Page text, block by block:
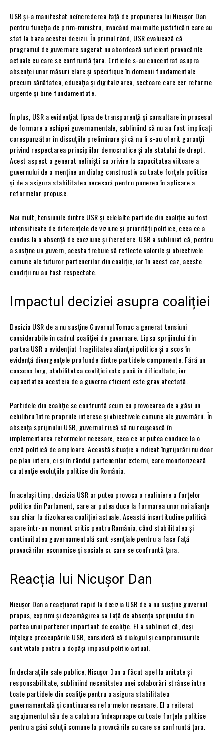
USR și-a manifestat neîncrederea față de propunerea lui Nicușor Dan
pentru funcția de prim-ministru, invocând mai multe justificări care au
stat la baza acestei decizii. În primul rând, USR evaluează că
programul de guvernare sugerat nu abordează suficient provocările
actuale cu care se confruntă țara. Criticile s-au concentrat asupra
absenței unor măsuri clare și spécifique în domenii fundamentale
precum sănătatea, educația și digitalizarea, sectoare care cer reforme
urgente și bine fundamentate.
În plus, USR a evidențiat lipsa de transparență și consultare în procesul
de formare a echipei guvernamentale, subliniind că nu au fost implicați
corespunzător în discuțiile preliminare și că nu li s-au oferit garanții
privind respectarea principiilor democratice și ale statului de drept.
Acest aspect a generat neliniști cu privire la capacitatea viitoare a
guvernului de a menține un dialog constructiv cu toate forțele politice
și de a asigura stabilitatea necesară pentru punerea în aplicare a
reformelor propuse.
Mai mult, tensiunile dintre USR și celelalte partide din coaliție au fost
intensificate de diferențele de viziune și priorități politice, ceea ce a
condus la o absență de coeziune și încredere. USR a subliniat că, pentru
a susține un guvern, acesta trebuie să reflecte valorile și obiectivele
comune ale tuturor partenerilor din coaliție, iar în acest caz, aceste
condiții nu au fost respectate.
Impactul deciziei asupra coaliției
Decizia USR de a nu susține Guvernul Tomac a generat tensiuni
considerabile în cadrul coaliției de guvernare. Lipsa sprijinului din
partea USR a evidențiat fragilitatea alianței politice și a scos în
evidență divergențele profunde dintre partidele componente. Fără un
consens larg, stabilitatea coaliției este pusă în dificultate, iar
capacitatea acesteia de a guverna eficient este grav afectată.
Partidele din coaliție se confruntă acum cu provocarea de a găsi un
echilibru între propriile interese și obiectivele comune ale guvernării. În
absența sprijinului USR, guvernul riscă să nu reușească în
implementarea reformelor necesare, ceea ce ar putea conduce la o
criză politică de amploare. Această situație a ridicat îngrijorări nu doar
pe plan intern, ci și în rândul partenerilor externi, care monitorizează
cu atenție evoluțiile politice din România.
În același timp, decizia USR ar putea provoca o realiniere a forțelor
politice din Parlament, care ar putea duce la formarea unor noi alianțe
sau chiar la dizolvarea coaliției actuale. Această incertitudine politică
apare într-un moment critic pentru România, când stabilitatea și
continuitatea guvernamentală sunt esențiale pentru a face față
provocărilor economice și sociale cu care se confruntă țara.
Reacția lui Nicușor Dan
Nicușor Dan a reacționat rapid la decizia USR de a nu susține guvernul
propus, exprimi și dezamăgirea sa față de absența sprijinului din
partea unui partener important de coaliție. El a subliniat că, deși
înțelege preocupările USR, consideră că dialogul și compromisurile
sunt vitale pentru a depăși impasul politic actual.
În declarațiile sale publice, Nicușor Dan a făcut apel la unitate și
responsabilitate, subliniind necesitatea unei colaborări strânse între
toate partidele din coaliție pentru a asigura stabilitatea
guvernamentală și continuarea reformelor necesare. El a reiterat
angajamentul său de a colabora îndeaproape cu toate forțele politice
pentru a găsi soluții comune la provocările cu care se confruntă țara.